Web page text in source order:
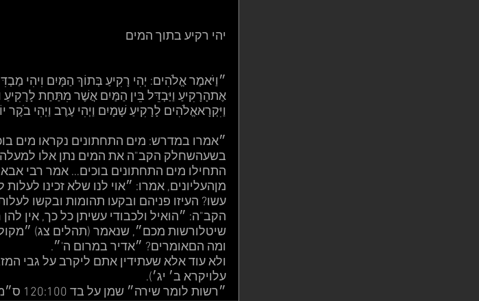
יהי רקיע בתוך המים
״וַיֹּאמֶר אֱלֹהִים: יְהִי רָקִיעַ בְּתוֹךְ הַמָּיִם וִיהִי
אֶתהָרָקִיעַ וַיַּבְדֵּל בֵּין הַמַּיִם אֲשֶׁר מִתַּחַת לָרָקִיעַ
וַיִּקְרָאאֱלֹהִים לָרָקִיעַ שָׁמָיִם וַיְהִי עֶרֶב וַיְהִי בֹקֶר
״אמרו במדרש: מים התחתונים נקראו מים
בשעהשחלק הקב"ה את המים נתן אלו למעלה
התחילו מים התחתונים בוכים… אמר רבי
מןהעליונים, אמרו: ״אוי לנו שלא זכינו
עשו? העיזו פניהם ובקעו תהומות ובקשו
הקב"ה: ״הואיל ולכבודי עשיתן כל כך, אין
שיטלורשות מכם״, שנאמר (תהלים צג)
ומה הםאומרים? ״אדיר במרום ה'״.
ולא עוד אלא שעתידין אתם ליקרב על גבי
עלויקרא ב׳ יג׳).
״רשות לומר שירה״ שמן על בד 120:100 ס״מ